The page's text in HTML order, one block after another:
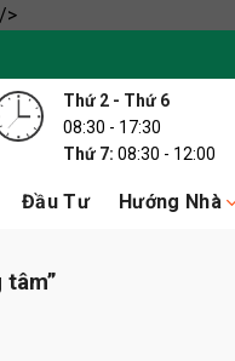
>Skip
content
Thứ 2 - Thứ 6
08:30 - 17:30
Thứ 7: 08:30 - 12:00
Đầu Tư Hướng Nhà